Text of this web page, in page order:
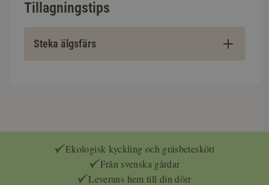
Tillagningstips
Steka älgsfärs
Ekologisk kyckling och gräsbeteskött
Från svenska gårdar
Leverans hem till din dörr